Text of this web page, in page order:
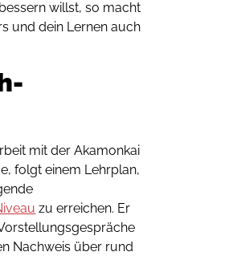
willst, so macht
und dein Lernen auch
mit der Akamonkai
folgt einem Lehrplan,
zu erreichen. Er
Nachweis über rund